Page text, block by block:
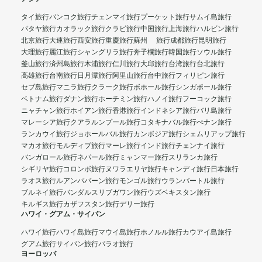
タイ旅行バンコク旅行チェンマイ旅行プーケット旅行サムイ島旅行
パタヤ旅行カオラック旅行クラビ旅行中国旅行上海旅行ハルビン旅行
北京旅行大連旅行西安旅行重慶旅行蘇州 旅行成都旅行昆明旅行
大理旅行麗江旅行シャングリラ旅行奔子欄旅行韓国旅行ソウル旅行
釜山旅行済州島旅行木浦旅行仁川旅行大邱旅行台湾旅行台北旅行
高雄旅行台南旅行日月潭旅行阿里山旅行台中旅行フィリピン旅行
セブ島旅行マニラ旅行クラーク旅行ボホール旅行シンガポール旅行
ベトナム旅行ダナン旅行ホーチミン旅行ハノイ旅行フーコック旅行
ニャチャン旅行ホイアン旅行香港旅行インドネシア旅行バリ島旅行
マレーシア旅行クアラルンプール旅行コタキナバル旅行ぺナン旅行
ランカウイ旅行ジョホールバル旅行カンボジア旅行シェムリアップ旅行
マカオ旅行モルディブ旅行マーレ旅行インド旅行チェンナイ旅行
バンガロール旅行ネパール旅行 ミャンマー旅行スリランカ旅行
シギリヤ旅行コロンボ旅行ヌワラエリヤ旅行キャンディ旅行日本旅行
ラオス旅行ルアンパバーン旅行モンゴル旅行ウランバートル旅行
ブルネイ旅行バンダルスリブガワン旅行ウズベキスタン旅行
キルギス旅行カザフスタン旅行デリー旅行
ハワイ・グアム・サイパン
ハワイ旅行ハワイ島旅行マウイ島旅行ホノルル旅行カウアイ島旅行
グアム旅行サイパン旅行パラオ旅行
ヨーロッパ